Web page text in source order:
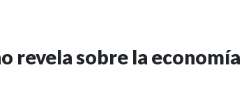
revela sobre la economía